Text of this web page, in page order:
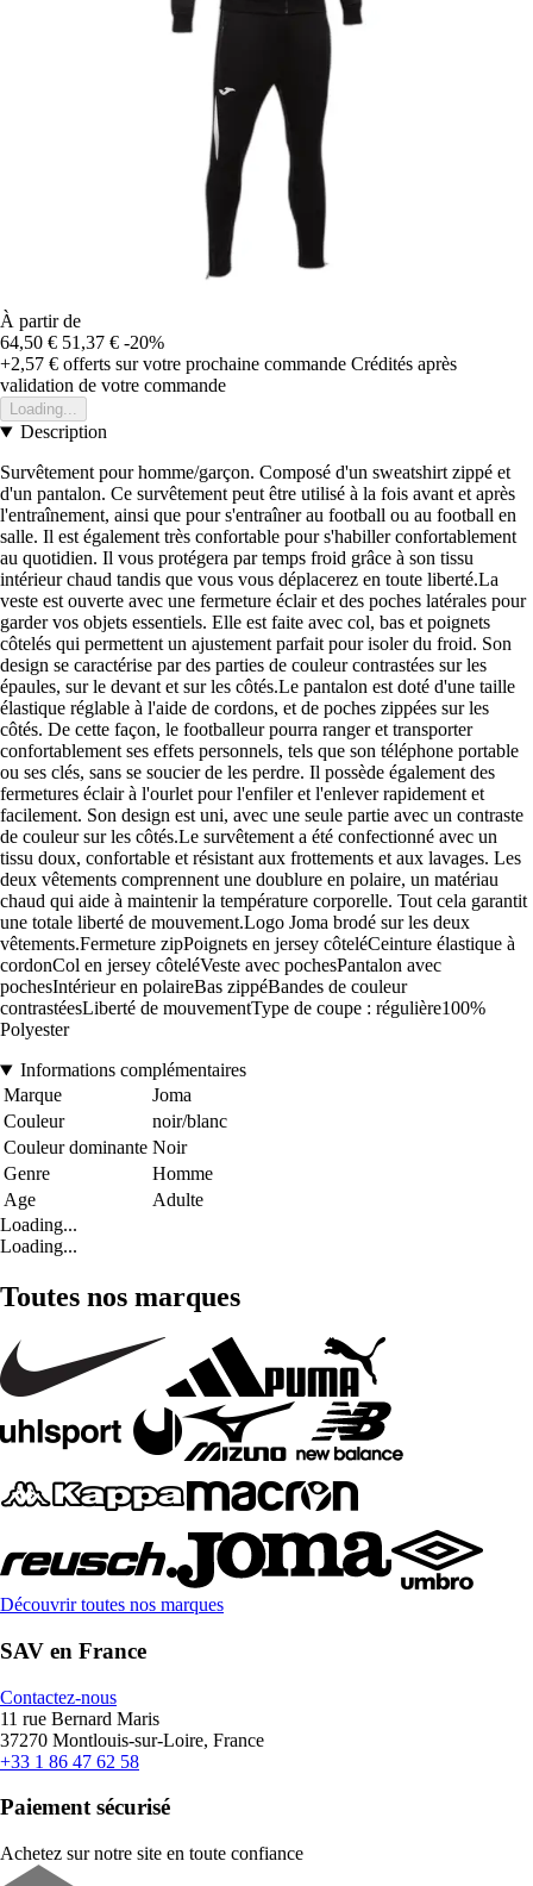
À partir de
64,50 € 51,37 € -20%
+2,57 € offerts sur votre prochaine commande Crédités après
validation de votre commande
Loading...
Description
Survêtement pour homme/garçon. Composé d'un sweatshirt zippé et
d'un pantalon. Ce survêtement peut être utilisé à la fois avant et après
l'entraînement, ainsi que pour s'entraîner au football ou au football en
salle. Il est également très confortable pour s'habiller confortablement
au quotidien. Il vous protégera par temps froid grâce à son tissu
intérieur chaud tandis que vous vous déplacerez en toute liberté.La
veste est ouverte avec une fermeture éclair et des poches latérales pour
garder vos objets essentiels. Elle est faite avec col, bas et poignets
côtelés qui permettent un ajustement parfait pour isoler du froid. Son
design se caractérise par des parties de couleur contrastées sur les
épaules, sur le devant et sur les côtés.Le pantalon est doté d'une taille
élastique réglable à l'aide de cordons, et de poches zippées sur les
côtés. De cette façon, le footballeur pourra ranger et transporter
confortablement ses effets personnels, tels que son téléphone portable
ou ses clés, sans se soucier de les perdre. Il possède également des
fermetures éclair à l'ourlet pour l'enfiler et l'enlever rapidement et
facilement. Son design est uni, avec une seule partie avec un contraste
de couleur sur les côtés.Le survêtement a été confectionné avec un
tissu doux, confortable et résistant aux frottements et aux lavages. Les
deux vêtements comprennent une doublure en polaire, un matériau
chaud qui aide à maintenir la température corporelle. Tout cela garantit
une totale liberté de mouvement.Logo Joma brodé sur les deux
vêtements.Fermeture zipPoignets en jersey côteléCeinture élastique à
cordonCol en jersey côteléVeste avec pochesPantalon avec
pochesIntérieur en polaireBas zippéBandes de couleur
contrastéesLiberté de mouvementType de coupe : régulière100%
Polyester
Informations complémentaires
Marque
Joma
Couleur
noir/blanc
Couleur dominante Noir
Genre
Homme
Age
Adulte
Loading...
Loading...
Toutes nos marques
Découvrir toutes nos marques
SAV en France
Contactez-nous
11 rue Bernard Maris
37270 Montlouis-sur-Loire, France
+33 1 86 47 62 58
Paiement sécurisé
Achetez sur notre site en toute confiance